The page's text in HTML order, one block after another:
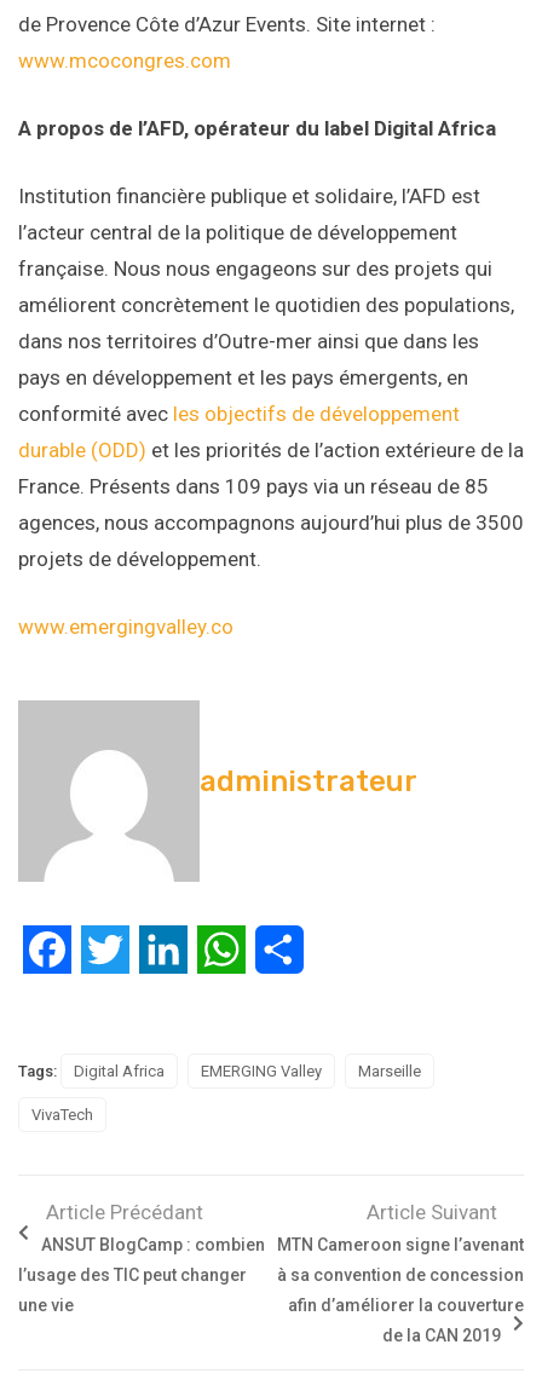
de Provence Côte d’Azur Events. Site internet :
www.mcocongres.com
A propos de l’AFD, opérateur du label Digital Africa
Institution financière publique et solidaire, l’AFD est
l’acteur central de la politique de développement
française. Nous nous engageons sur des projets qui
améliorent concrètement le quotidien des populations,
dans nos territoires d’Outre-mer ainsi que dans les
pays en développement et les pays émergents, en
conformité avec les objectifs de développement
durable (ODD) et les priorités de l’action extérieure de la
France. Présents dans 109 pays via un réseau de 85
agences, nous accompagnons aujourd’hui plus de 3500
projets de développement.
www.emergingvalley.co
administrateur
FacebookTwitter LinkedIn WhatsApp
Tags: Digital Africa EMERGING Valley Marseille
VivaTech
Article Précédant
ANSUT BlogCamp : combien
l’usage des TIC peut changer
une vie
Article Suivant
MTN Cameroon signe l’avenant
à sa convention de concession
afin d’améliorer la couverture
de la CAN 2019